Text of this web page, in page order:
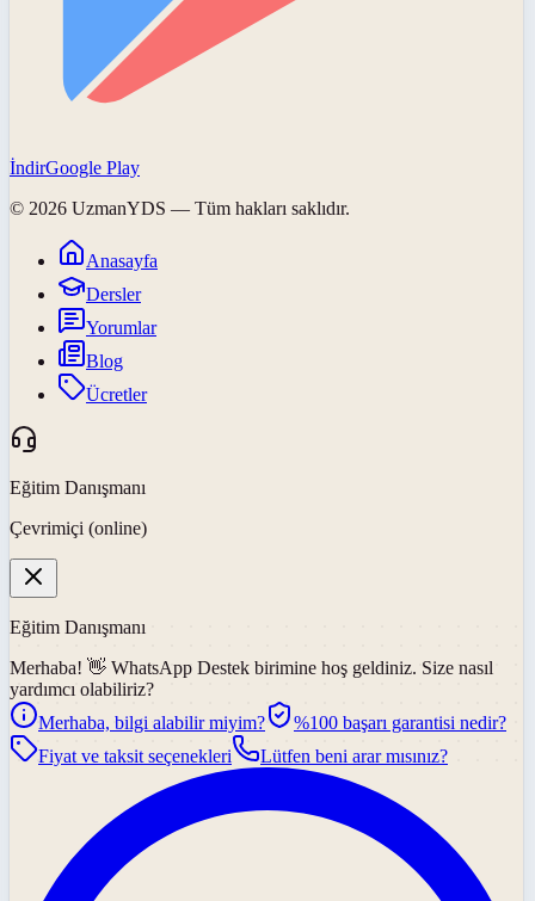
İndirGoogle Play
© 2026 UzmanYDS — Tüm hakları saklıdır.
Anasayfa
Dersler
Yorumlar
Blog
Ücretler
Eğitim Danışmanı
Çevrimiçi (online)
Eğitim Danışmanı
Merhaba! 👋 WhatsApp Destek birimine hoş geldiniz. Size nasıl
yardımcı olabiliriz?
Merhaba, bilgi alabilir miyim?
%100 başarı garantisi nedir?
Fiyat ve taksit seçenekleri
Lütfen beni arar mısınız?